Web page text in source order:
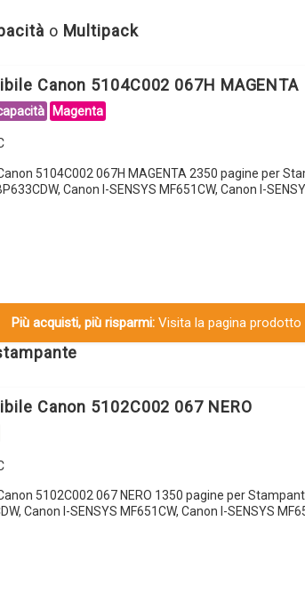
o Multipack
Canon 5104C002 067H MAGENTA
Magenta
5104C002 067H MAGENTA 2350 pagine per
Canon I-SENSYS MF651CW, Canon I-
Più acquisti, più risparmi:Visita la pagina
Canon 5102C002 067 NERO
5102C002 067 NERO 1350 pagine per
Canon I-SENSYS MF651CW, Canon I-SENSYS